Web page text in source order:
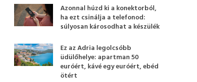
Azonnal húzd ki a konektorból,
ha ezt csinálja a telefonod:
súlyosan károsodhat a készülék
Ez az Adria legolcsóbb
üdülőhelye: apartman 50
euróért, kávé egy euróért, ebéd
ötért